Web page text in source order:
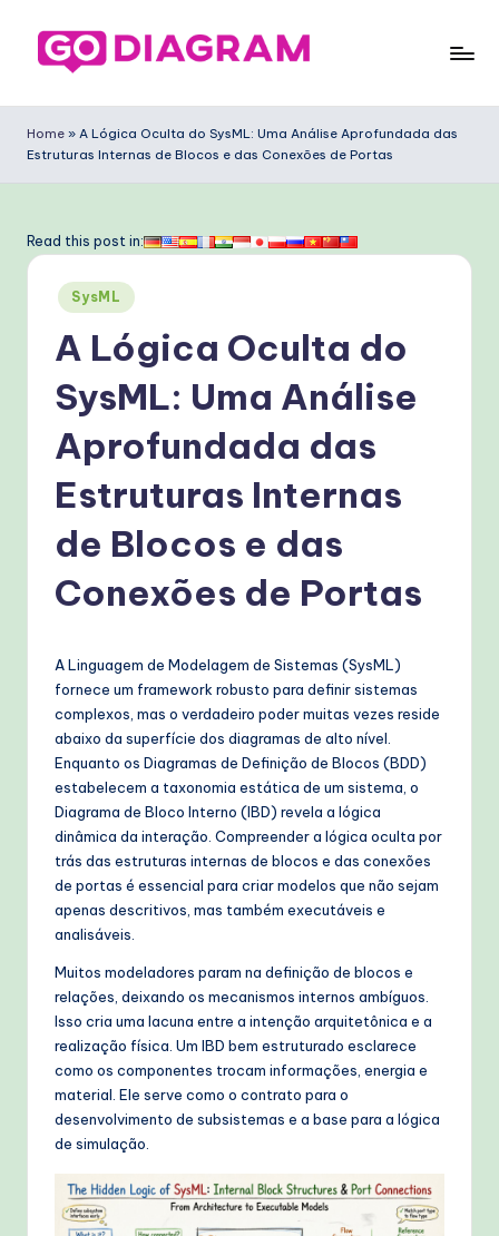
o
D
g
ra
m
P
P
o
A
W
o
Home » A Lógica Oculta do SysML: Uma Análise Aprofundada das
Estruturas Internas de Blocos e das Conexões de Portas
Read this post in:
Posted
in
SysML
A Lógica Oculta do
SysML: Uma Análise
Aprofundada das
Estruturas Internas
de Blocos e das
Conexões de Portas
A Linguagem de Modelagem de Sistemas (SysML)
fornece um framework robusto para definir sistemas
complexos, mas o verdadeiro poder muitas vezes reside
abaixo da superfície dos diagramas de alto nível.
Enquanto os Diagramas de Definição de Blocos (BDD)
estabelecem a taxonomia estática de um sistema, o
Diagrama de Bloco Interno (IBD) revela a lógica
dinâmica da interação. Compreender a lógica oculta por
trás das estruturas internas de blocos e das conexões
de portas é essencial para criar modelos que não sejam
apenas descritivos, mas também executáveis e
analisáveis.
Muitos modeladores param na definição de blocos e
relações, deixando os mecanismos internos ambíguos.
Isso cria uma lacuna entre a intenção arquitetônica e a
realização física. Um IBD bem estruturado esclarece
como os componentes trocam informações, energia e
material. Ele serve como o contrato para o
desenvolvimento de subsistemas e a base para a lógica
de simulação.